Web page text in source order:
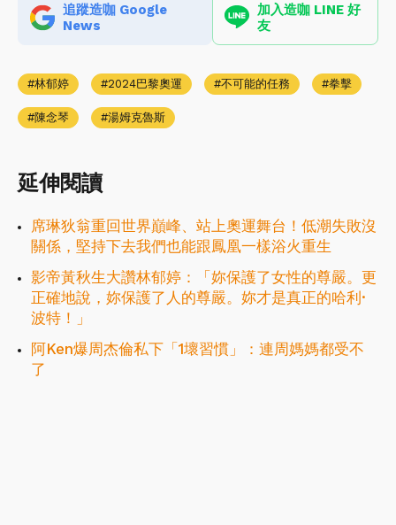
追蹤造咖 Google
News
加入造咖 LINE 好
友
林郁婷 2024巴黎奧運 不可能的任務 拳擊
陳念琴 湯姆克魯斯
延伸閱讀
席琳狄翁重回世界巔峰、站上奧運舞台！低潮失敗沒
關係，堅持下去我們也能跟鳳凰一樣浴火重生
影帝黃秋生大讚林郁婷：「妳保護了女性的尊嚴。更
正確地說，妳保護了人的尊嚴。妳才是真正的哈利·
波特！」
阿Ken爆周杰倫私下「1壞習慣」：連周媽媽都受不
了